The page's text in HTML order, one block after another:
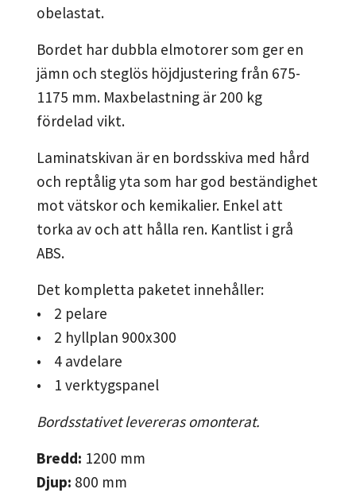
obelastat.
Bordet har dubbla elmotorer som ger en
jämn och steglös höjdjustering från 675-
1175 mm. Maxbelastning är 200 kg
fördelad vikt.
Laminatskivan är en bordsskiva med hård
och reptålig yta som har god beständighet
mot vätskor och kemikalier. Enkel att
torka av och att hålla ren. Kantlist i grå
ABS.
Det kompletta paketet innehåller:
• 2 pelare
• 2 hyllplan 900x300
• 4 avdelare
• 1 verktygspanel
Bordsstativet levereras omonterat.
Bredd: 1200 mm
Djup: 800 mm